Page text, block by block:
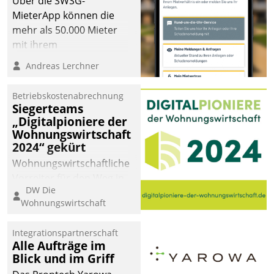
MieterApp können die
mehr als 50.000 Mieter
mit ihrem
Wohnungsunternehmen
kommunizieren, auf dem
einsehen und ändern
oder
Schadensmeldungen
abgeben – rund um die
Uhr.
Andreas Lerchner
Betriebskostenabrechnung
Siegerteams
„Digitalpioniere der
Wohnungswirtschaft
2024“ gekürt
Wohnungswirtschaftliche
eine digitale Zukunft zu
finden, ist das Ziel des
der
Wohnungswirtschaft“.
Bewerben können sich
DW Die
Wohnungswirtschaft
Integrationspartnerschaft
Alle Aufträge im
Blick und im Griff